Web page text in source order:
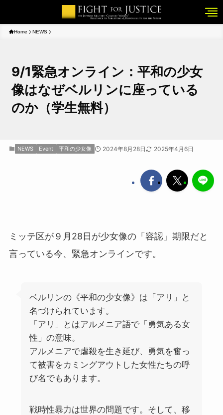
Home NEWS
9/1緊急オンライン：平和の少女
像はなぜベルリンに座っている
のか（学生無料）
NEWS Event 平和の少女像 2024年8月28日 2025年4月6日
ミッテ区が９月28日が少女像の「容認」期限だと
言っている今、緊急オンラインです。
ベルリンの《平和の少女像》は「アリ」と
名づけられています。
「アリ」とはアルメニア語で「勇気ある女
性」の意味。
アルメニアで虐殺を生き延び、勇気を奮っ
て被害をカミングアウトした女性たちの呼
び名でもあります。
戦時性暴力は世界の問題です。そして、移